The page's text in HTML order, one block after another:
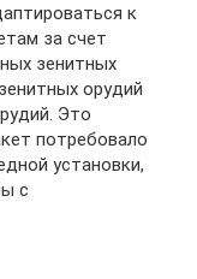
к
за счет
зенитных
орудий
Это
потребовало
установки,
с